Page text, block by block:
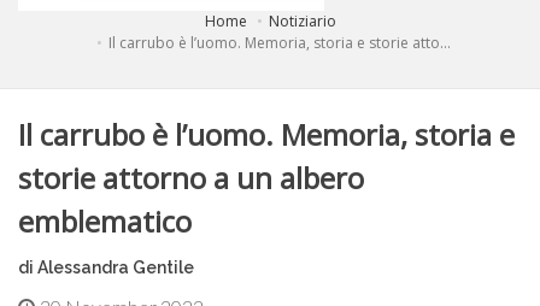
a cura dell'Accademia dei Georgofili
Home
Notiziario
Il carrubo è l’uomo. Memoria, storia e storie atto...
Il carrubo è l’uomo. Memoria, storia e
storie attorno a un albero
emblematico
di Alessandra Gentile